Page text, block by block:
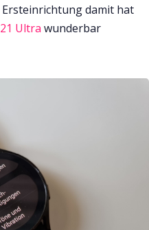
damit hat
Ultra wunderbar